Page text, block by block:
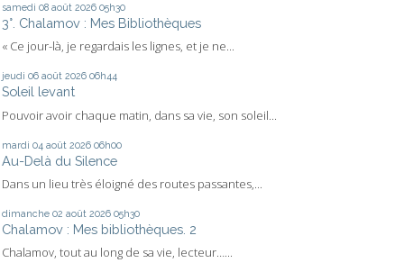
samedi 08 août 2026 05h30
3°. Chalamov : Mes Bibliothèques
« Ce jour-là, je regardais les lignes, et je ne...
jeudi 06 août 2026 06h44
Soleil levant
Pouvoir avoir chaque matin, dans sa vie, son soleil...
mardi 04 août 2026 06h00
Au-Delà du Silence
Dans un lieu très éloigné des routes passantes,...
dimanche 02 août 2026 05h30
Chalamov : Mes bibliothèques. 2
Chalamov, tout au long de sa vie, lecteur…...